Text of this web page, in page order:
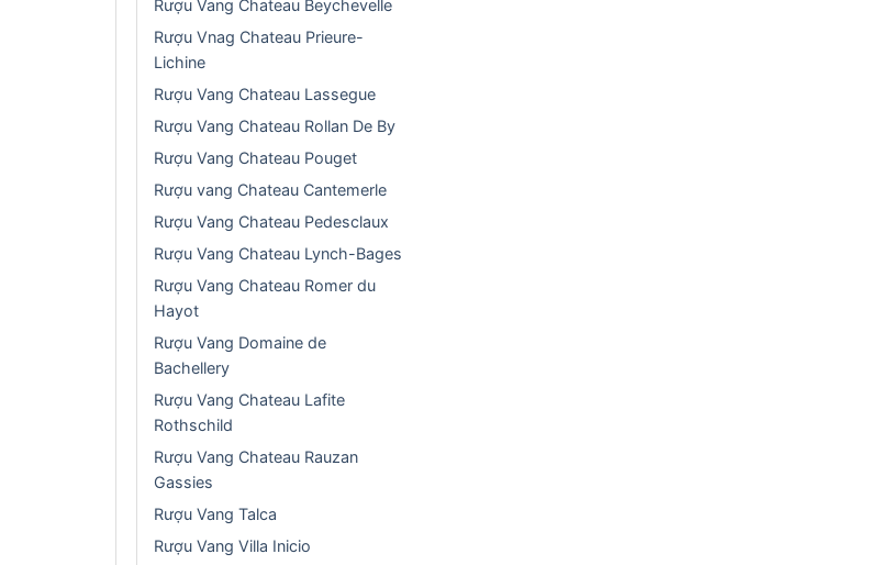
Rượu Vang Chateau Beychevelle
Rượu Vnag Chateau Prieure-
Lichine
Rượu Vang Chateau Lassegue
Rượu Vang Chateau Rollan De By
Rượu Vang Chateau Pouget
Rượu vang Chateau Cantemerle
Rượu Vang Chateau Pedesclaux
Rượu Vang Chateau Lynch-Bages
Rượu Vang Chateau Romer du
Hayot
Rượu Vang Domaine de
Bachellery
Rượu Vang Chateau Lafite
Rothschild
Rượu Vang Chateau Rauzan
Gassies
Rượu Vang Talca
Rượu Vang Villa Inicio